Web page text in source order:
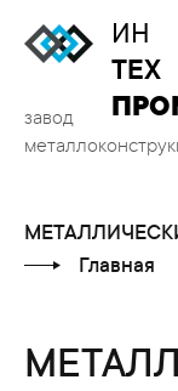
ИН
ТЕХ
завод
Главная